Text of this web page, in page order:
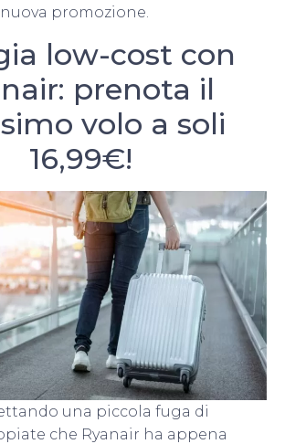
promozione.
low-cost con
prenota il
volo a soli
16,99€!
una piccola fuga di
che Ryanair ha appena